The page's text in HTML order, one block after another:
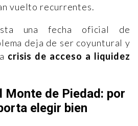
vuelto recurrentes.
una fecha oficial de
deja de ser coyuntural y
crisis de acceso a liquidez
de Piedad: por
elegir bien